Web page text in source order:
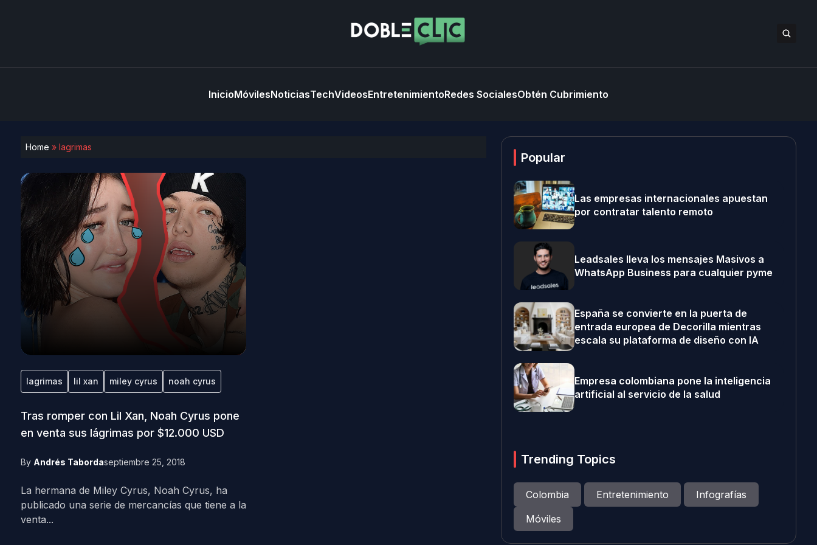
InicioMóvilesNoticiasTechVideosEntretenimientoRedes SocialesObtén Cubrimiento
Home » lagrimas
lagrimas lil xan miley cyrus noah cyrus
Tras romper con Lil Xan, Noah Cyrus pone
en venta sus lágrimas por $12.000 USD
By Andrés Tabordaseptiembre 25, 2018
La hermana de Miley Cyrus, Noah Cyrus, ha
publicado una serie de mercancías que tiene a la
venta...
Popular
Las empresas internacionales apuestan
por contratar talento remoto
Leadsales lleva los mensajes Masivos a
WhatsApp Business para cualquier pyme
España se convierte en la puerta de
entrada europea de Decorilla mientras
escala su plataforma de diseño con IA
Empresa colombiana pone la inteligencia
artificial al servicio de la salud
Trending Topics
Colombia Entretenimiento
Infografías
Móviles